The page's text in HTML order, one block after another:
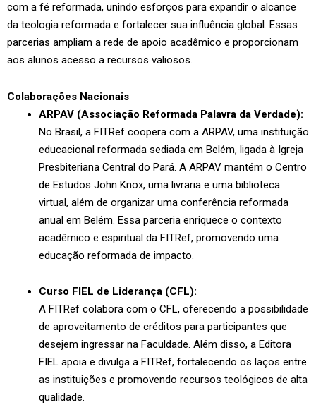
com a fé reformada, unindo esforços para expandir o alcance
da teologia reformada e fortalecer sua influência global. Essas
parcerias ampliam a rede de apoio acadêmico e proporcionam
aos alunos acesso a recursos valiosos.
Colaborações Nacionais
ARPAV (Associação Reformada Palavra da Verdade):
No Brasil, a FITRef coopera com a ARPAV, uma instituição
educacional reformada sediada em Belém, ligada à Igreja
Presbiteriana Central do Pará. A ARPAV mantém o Centro
de Estudos John Knox, uma livraria e uma biblioteca
virtual, além de organizar uma conferência reformada
anual em Belém. Essa parceria enriquece o contexto
acadêmico e espiritual da FITRef, promovendo uma
educação reformada de impacto.
Curso FIEL de Liderança (CFL):
A FITRef colabora com o CFL, oferecendo a possibilidade
de aproveitamento de créditos para participantes que
desejem ingressar na Faculdade. Além disso, a Editora
FIEL apoia e divulga a FITRef, fortalecendo os laços entre
as instituições e promovendo recursos teológicos de alta
qualidade.